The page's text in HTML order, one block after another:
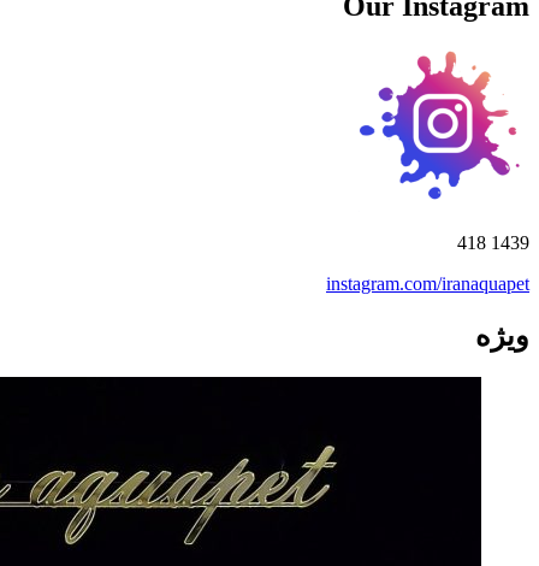
Our Instagram
1439
418
instagram.com/iranaquapet
ویژه